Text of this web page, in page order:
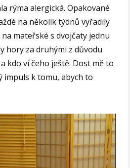
rýma alergická. Opakované
na několik týdnů vyřadily
mateřské s dvojčaty jednu
hory za druhými z důvodu
kdo ví čeho ještě. Dost mě to
impuls k tomu, abych to